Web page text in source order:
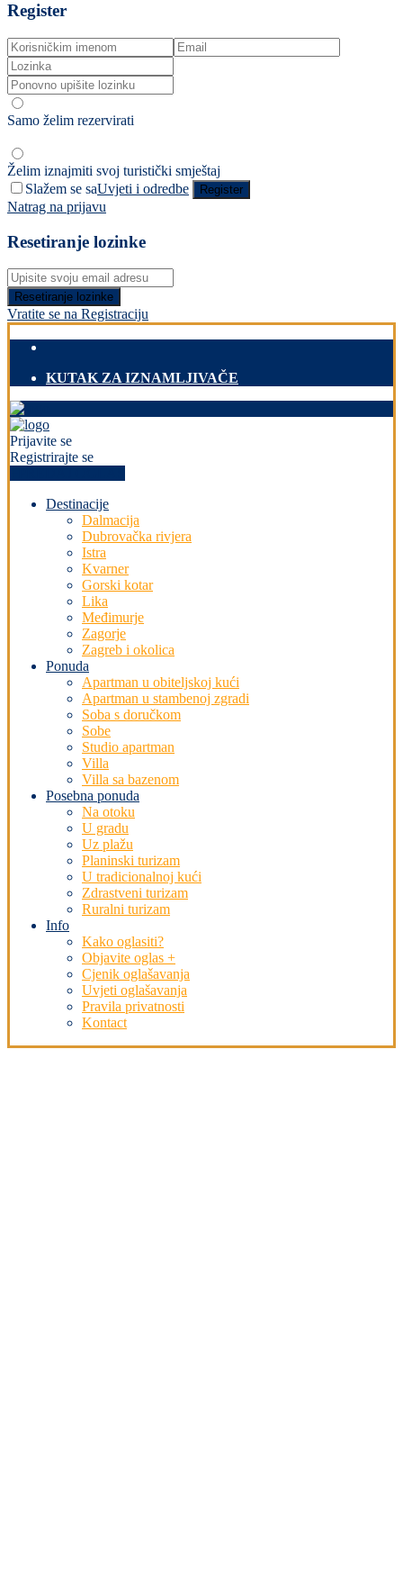
Register
Samo želim rezervirati
Želim iznajmiti svoj turistički smještaj
Slažem se saUvjeti i odredbe Register
Natrag na prijavu
Resetiranje lozinke
Resetiranje lozinke
Vratite se na Registraciju
KUTAK ZA IZNAMLJIVAČE
Prijavite se
Registrirajte se
Destinacije
Dalmacija
Dubrovačka rivjera
Istra
Kvarner
Gorski kotar
Lika
Međimurje
Zagorje
Zagreb i okolica
Ponuda
Apartman u obiteljskoj kući
Apartman u stambenoj zgradi
Soba s doručkom
Sobe
Studio apartman
Villa
Villa sa bazenom
Posebna ponuda
Na otoku
U gradu
Uz plažu
Planinski turizam
U tradicionalnoj kući
Zdrastveni turizam
Ruralni turizam
Info
Kako oglasiti?
Objavite oglas +
Cjenik oglašavanja
Uvjeti oglašavanja
Pravila privatnosti
Kontact